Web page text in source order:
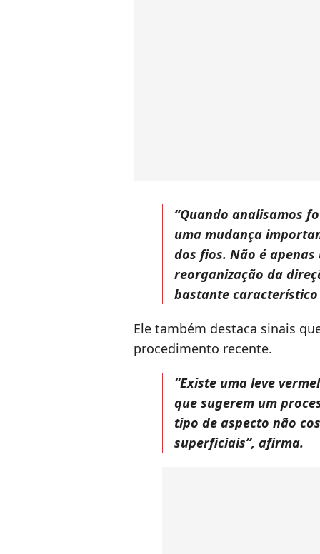
“Quando analisamos
uma mudança
dos fios. Não é
reorganização da
bastante
Ele também destaca sinais
procedimento recente.
“Existe uma leve
que sugerem um
tipo de aspecto não
superficiais”, afirma.